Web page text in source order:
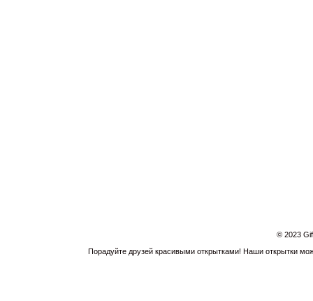
© 2023
Порадуйте друзей красивыми открытками! Наши открытки